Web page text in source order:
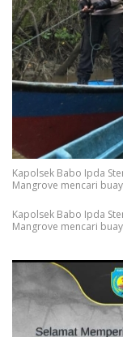
Kapolsek Babo Ipda
Mangrove mencari
Kapolsek Babo Ipda
Mangrove mencari